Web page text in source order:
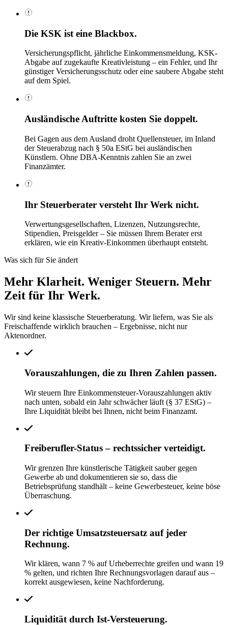
Die KSK ist eine Blackbox.
Versicherungspflicht, jährliche Einkommensmeldung, KSK-
Abgabe auf zugekaufte Kreativleistung – ein Fehler, und Ihr
günstiger Versicherungsschutz oder eine saubere Abgabe steht
auf dem Spiel.
Ausländische Auftritte kosten Sie doppelt.
Bei Gagen aus dem Ausland droht Quellensteuer, im Inland
der Steuerabzug nach § 50a EStG bei ausländischen
Künstlern. Ohne DBA-Kenntnis zahlen Sie an zwei
Finanzämter.
Ihr Steuerberater versteht Ihr Werk nicht.
Verwertungsgesellschaften, Lizenzen, Nutzungsrechte,
Stipendien, Preisgelder – Sie müssen Ihrem Berater erst
erklären, wie ein Kreativ-Einkommen überhaupt entsteht.
Was sich für Sie ändert
Mehr Klarheit. Weniger Steuern. Mehr
Zeit für Ihr Werk.
Wir sind keine klassische Steuerberatung. Wir liefern, was Sie als
Freischaffende wirklich brauchen – Ergebnisse, nicht nur
Aktenordner.
Vorauszahlungen, die zu Ihren Zahlen passen.
Wir steuern Ihre Einkommensteuer-Vorauszahlungen aktiv
nach unten, sobald ein Jahr schwächer läuft (§ 37 EStG) –
Ihre Liquidität bleibt bei Ihnen, nicht beim Finanzamt.
Freiberufler-Status – rechtssicher verteidigt.
Wir grenzen Ihre künstlerische Tätigkeit sauber gegen
Gewerbe ab und dokumentieren sie so, dass die
Betriebsprüfung standhält – keine Gewerbesteuer, keine böse
Überraschung.
Der richtige Umsatzsteuersatz auf jeder
Rechnung.
Wir klären, wann 7 % auf Urheberrechte greifen und wann 19
% gelten, und richten Ihre Rechnungsvorlagen darauf aus –
korrekt ausgewiesen, keine Nachforderung.
Liquidität durch Ist-Versteuerung.